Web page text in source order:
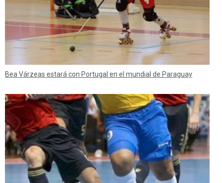
Bea Várzeas estará con Portugal en el mundial de Paraguay